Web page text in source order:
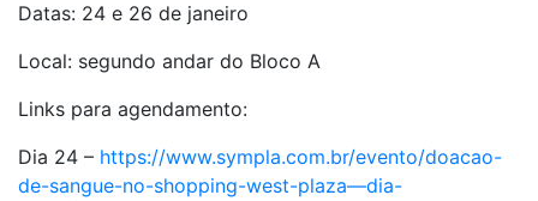
Datas: 24 e 26 de janeiro
Local: segundo andar do Bloco A
Links para agendamento:
Dia 24 – https://www.sympla.com.br/evento/doacao-
de-sangue-no-shopping-west-plaza—dia-